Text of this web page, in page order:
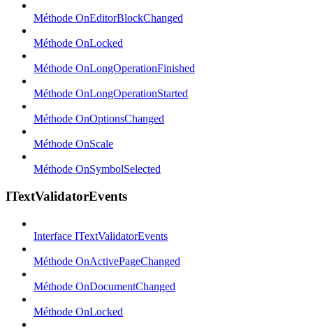
Méthode OnEditorBlockChanged
Méthode OnLocked
Méthode OnLongOperationFinished
Méthode OnLongOperationStarted
Méthode OnOptionsChanged
Méthode OnScale
Méthode OnSymbolSelected
ITextValidatorEvents
Interface ITextValidatorEvents
Méthode OnActivePageChanged
Méthode OnDocumentChanged
Méthode OnLocked